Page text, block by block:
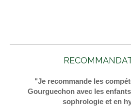
"Je recommande les
Gourguechon avec les
sophrologie et en